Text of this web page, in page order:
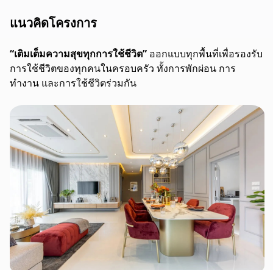
แนวคิดโครงการ
“เติมเต็มความสุขทุกการใช้ชีวิต” ออกแบบทุกพื้นที่เพื่อรองรับ
การใช้ชีวิตของทุกคนในครอบครัว ทั้งการพักผ่อน การ
ทำงาน และการใช้ชีวิตร่วมกัน